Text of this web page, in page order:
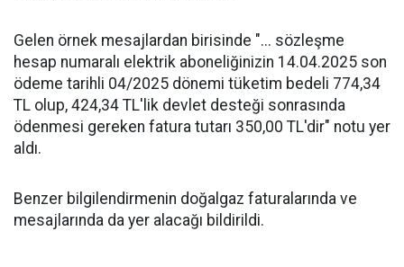
Gelen örnek mesajlardan birisinde "... sözleşme
hesap numaralı elektrik aboneliğinizin 14.04.2025 son
ödeme tarihli 04/2025 dönemi tüketim bedeli 774,34
TL olup, 424,34 TL'lik devlet desteği sonrasında
ödenmesi gereken fatura tutarı 350,00 TL'dir" notu yer
aldı.
Benzer bilgilendirmenin doğalgaz faturalarında ve
mesajlarında da yer alacağı bildirildi.